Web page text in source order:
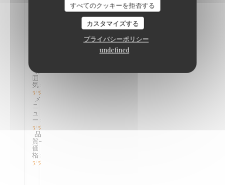
すべてのクッキーを拒否する
カスタマイズする
プライバシーポリシー
undefined
雰
囲
気 :
5/5
メ
ニ
ュ
ー :
5/5
品
質-
価
格 :
5/5